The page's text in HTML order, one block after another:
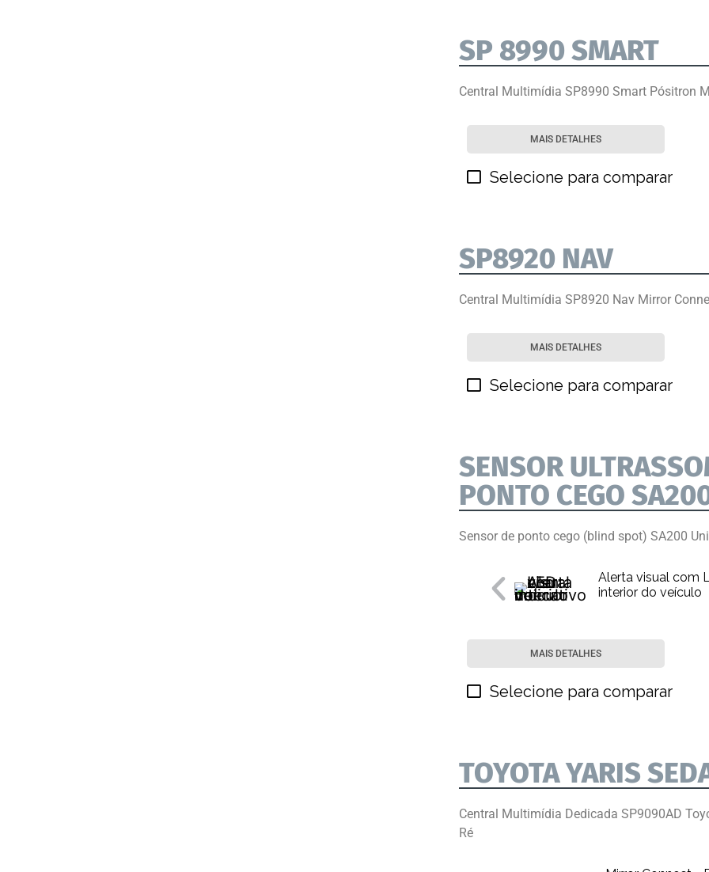
SP 8990 SMART
Central Multimídia SP8990 Smart Pósitron
MAIS DETALHES
Selecione para comparar
SP8920 NAV
Central Multimídia SP8920 Nav Mirror
MAIS DETALHES
Selecione para comparar
SENSOR
PONTO CEGO
Sensor de ponto cego (blind spot) SA200
Alerta visual com
interior do veículo
MAIS DETALHES
Selecione para comparar
TOYOTA YARIS
Central Multimídia Dedicada SP9090AD
Ré